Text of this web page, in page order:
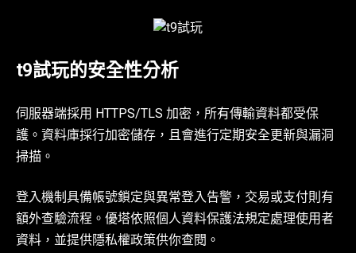
t9試玩的安全性分析
伺服器端採用 HTTPS/TLS 加密，所有傳輸資料都受保
護。資料庫採行加密儲存，且會進行定期安全更新與漏洞
掃描。
登入機制具備帳號鎖定與異常登入告警，交易或支付則有
額外查驗流程。優塔依照個人資料保護法規定處理使用者
資料，並提供隱私權政策供你查閱。